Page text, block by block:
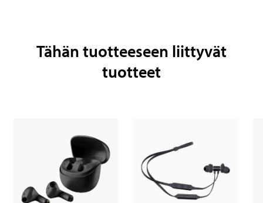
Tähän tuotteeseen liittyvät
tuotteet